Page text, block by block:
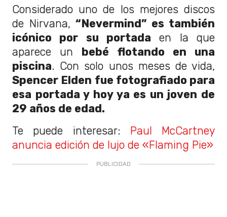
Considerado uno de los mejores discos
de Nirvana, “Nevermind” es también
icónico por su portada en la que
aparece un bebé flotando en una
piscina. Con solo unos meses de vida,
Spencer Elden fue fotografiado para
esa portada y hoy ya es un joven de
29 años de edad.
Te puede interesar: Paul McCartney
anuncia edición de lujo de «Flaming Pie»